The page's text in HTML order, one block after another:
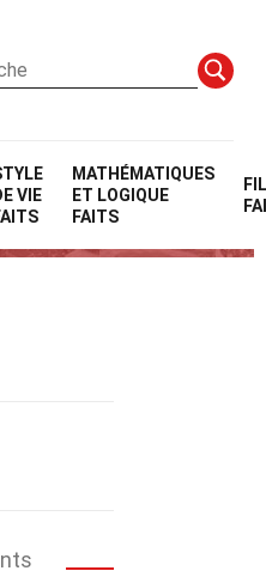
VIE
MATHÉMATIQUES
ET LOGIQUE
FAITS